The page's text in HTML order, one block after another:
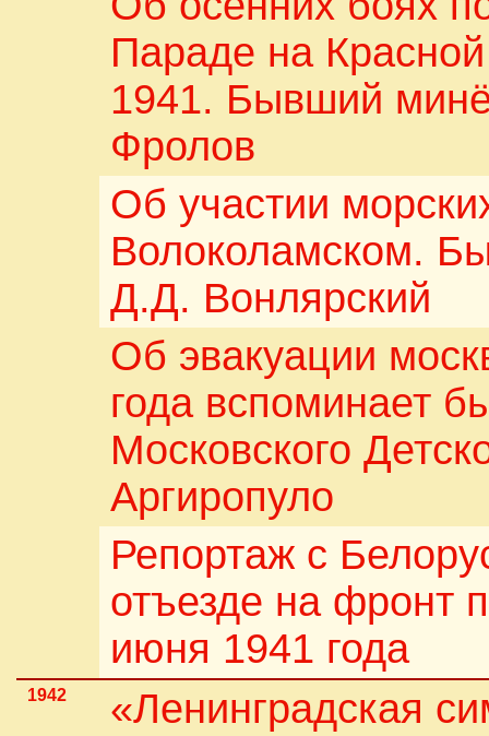
Параде на
1941. Бывший
Фролов
Об участии
Волоколамском.
Д.Д. Вонлярский
Об эвакуации
года вспоминает
Московского
Аргиропуло
Репортаж с
отъезде на фронт
июня 1941 года
1942
«Ленинградская